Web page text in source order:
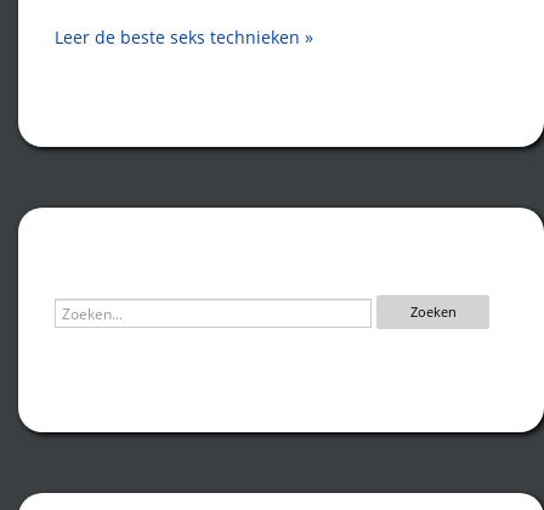
Leer de beste seks technieken »